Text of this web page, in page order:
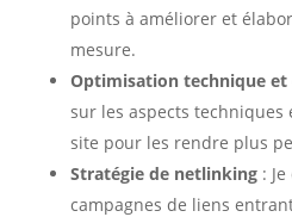
points à améliorer et
mesure.
Optimisation technique
sur les aspects techniques
site pour les rendre plus
Stratégie de netlinking: Je
campagnes de liens